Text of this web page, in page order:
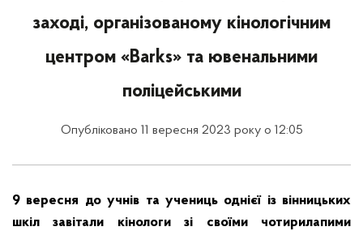
заході, організованому кінологічним
центром «Barks» та ювенальними
поліцейськими
Опубліковано 11 вересня 2023 року о 12:05
9 вересня до учнів та учениць однієї із вінницьких
шкіл завітали кінологи зі своїми чотирилапими